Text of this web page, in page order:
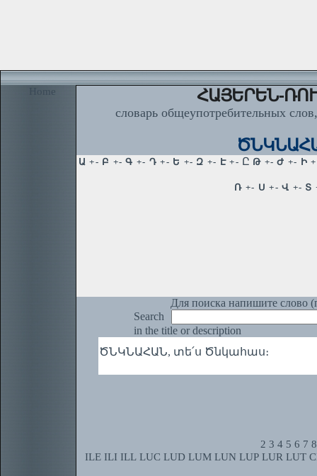
Home ՀԱՅԵՐԵՆ-
словарь общеупотребительных
Для поиска напишите слово
Search
in the title or description
ԾՆԿՆԱՀԱՆ, տե՛ս Ծնկահաս։
2 3 4 5 6 7 8
ILE ILI ILL LUC LUD LUM LUN LUP LUR LUT